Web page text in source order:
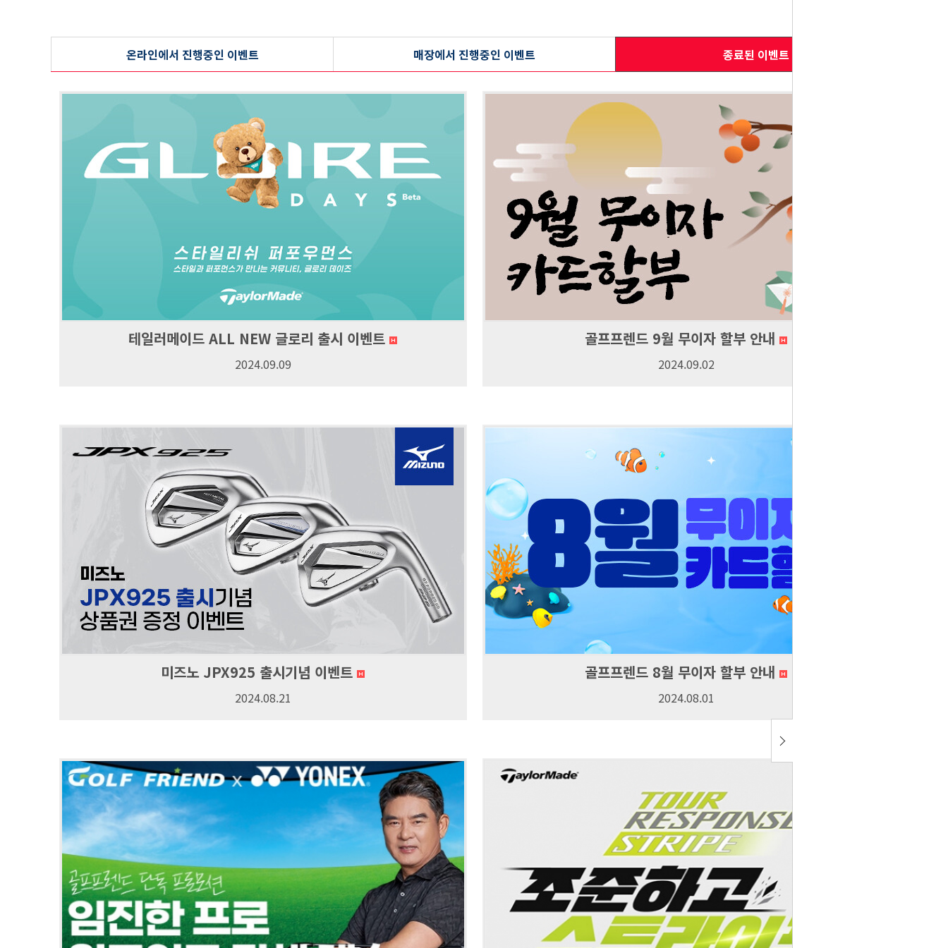
온라인에서 진행중인 이벤트 매장에서 진행중인 이벤트 종료된 이벤트
테일러메이드 ALL NEW 글로리 출시 이벤트
2024.09.09
골프프렌드 9월 무이자 할부 안내
2024.09.02
미즈노 JPX925 출시기념 이벤트
2024.08.21
골프프렌드 8월 무이자 할부 안내
2024.08.01